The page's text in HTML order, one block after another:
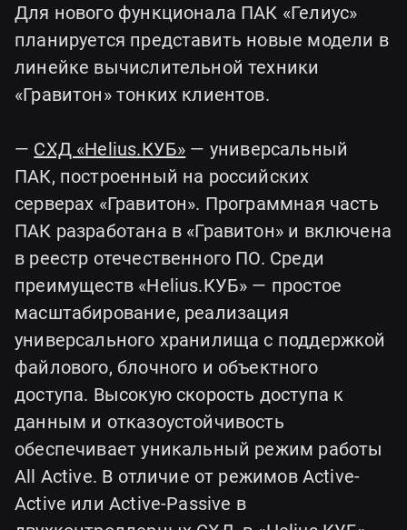
Для нового функционала ПАК «Гелиус»
планируется представить новые модели в
линейке вычислительной техники
«Гравитон» тонких клиентов.
— СХД «Helius.КУБ» — универсальный
ПАК, построенный на российских
серверах «Гравитон». Программная часть
ПАК разработана в «Гравитон» и включена
в реестр отечественного ПО. Среди
преимуществ «Helius.КУБ» — простое
масштабирование, реализация
универсального хранилища с поддержкой
файлового, блочного и объектного
доступа. Высокую скорость доступа к
данным и отказоустойчивость
обеспечивает уникальный режим работы
All Active. В отличие от режимов Active-
Active или Active-Passive в